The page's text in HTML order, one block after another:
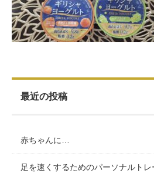
最近の投稿
赤ちゃんに…
足を速くするためのパーソナルトレ